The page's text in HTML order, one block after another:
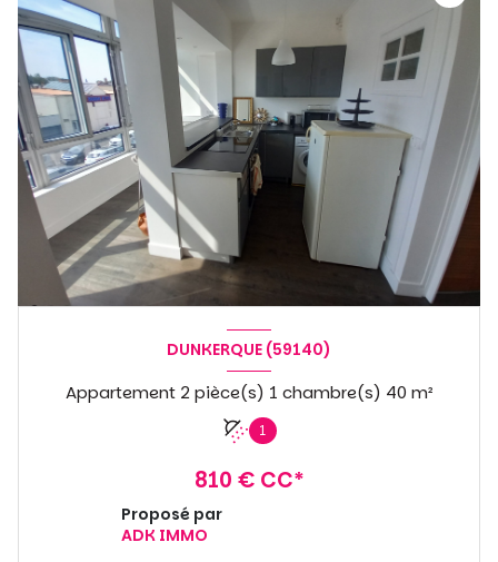
DUNKERQUE (59140)
Appartement 2 pièce(s) 1 chambre(s) 40 m²
1
810 € CC*
Proposé par
ADK IMMO